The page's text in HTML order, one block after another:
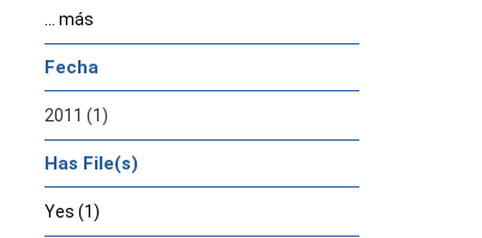
... más
Fecha
2011 (1)
Has File(s)
Yes (1)